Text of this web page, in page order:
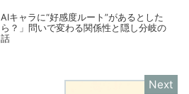
AIキャラに“好感度ルート”があるとした
ら？」問いで変わる関係性と隠し分岐の
話